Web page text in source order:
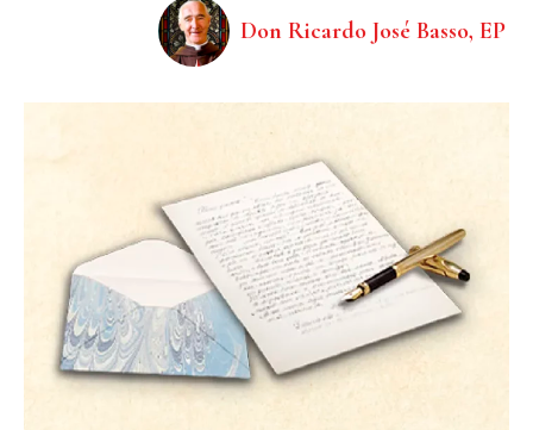
Don Ricardo José Basso, EP